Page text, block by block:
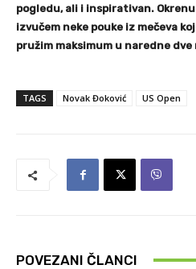
pogledu, ali i inspirativan.
izvučem neke pouke iz mečeva
pružim maksimum u naredne dve
TAGS Novak Đoković US Open
POVEZANI ČLANCI